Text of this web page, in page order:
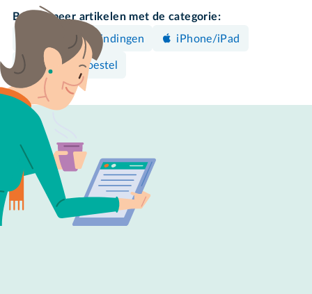
Bekijk meer artikelen met de categorie:
Internetverbindingen
iPhone/iPad
Android-toestel